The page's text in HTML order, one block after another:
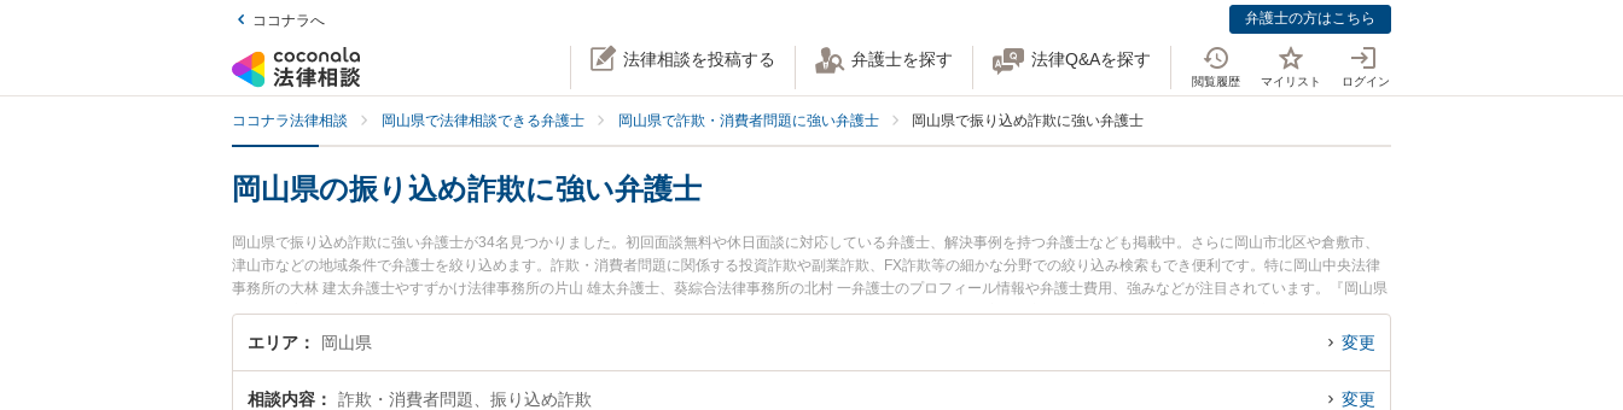
ココナラへ 弁護士の方はこちら
法律相談を投稿する 弁護士を探す 法律Q&Aを探す
閲覧履歴 マイリスト ログイン
ココナラ法律相談 岡山県で法律相談できる弁護士 岡山県で詐欺・消費者問題に強い弁護士 岡山県で振り込め詐欺に強い弁護士
岡山県の振り込め詐欺に強い弁護士
岡山県で振り込め詐欺に強い弁護士が34名見つかりました。初回面談無料や休日面談に対応している弁護士、解決事例を持つ弁護士なども掲載中。さらに岡山市北区や倉敷市、
津山市などの地域条件で弁護士を絞り込めます。詐欺・消費者問題に関係する投資詐欺や副業詐欺、FX詐欺等の細かな分野での絞り込み検索もでき便利です。特に岡山中央法律
事務所の大林 建太弁護士やすずかけ法律事務所の片山 雄太弁護士、葵綜合法律事務所の北村 一弁護士のプロフィール情報や弁護士費用、強みなどが注目されています。『岡山県
で土日や夜間に発生した振り込め詐欺のトラブルを今すぐに弁護士に相談したい』『振り込め詐欺のトラブル解決の実績豊富な近くの弁護士を検索したい』『初回相談無料で振り
込め詐欺を法律相談できる岡山県内の弁護士に相談予約したい』などでお困りの相談者さんにおすすめです。
エリア 岡山県 変更
相談内容 詐欺・消費者問題、振り込め詐欺 変更